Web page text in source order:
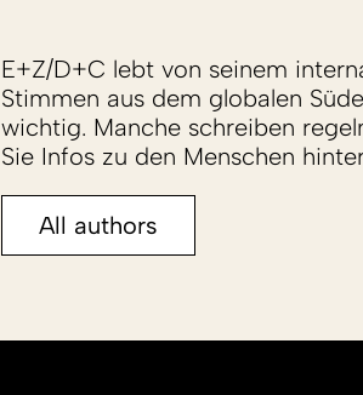
E+Z/D+C lebt von seinem
Stimmen aus dem globalen
wichtig. Manche schreiben
Sie Infos zu den Menschen
All authors